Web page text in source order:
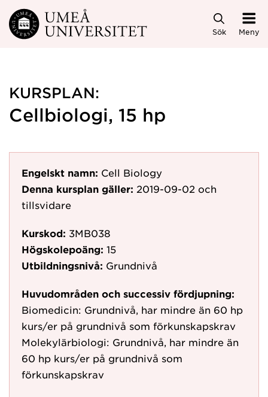
Hoppa direkt till innehållet
Sök Meny
KURSPLAN:
Cellbiologi, 15 hp
Engelskt namn: Cell Biology
Denna kursplan gäller: 2019-09-02 och
tillsvidare
Kurskod: 3MB038
Högskolepoäng: 15
Utbildningsnivå: Grundnivå
Huvudområden och successiv fördjupning:
Biomedicin: Grundnivå, har mindre än 60 hp
kurs/er på grundnivå som förkunskapskrav
Molekylärbiologi: Grundnivå, har mindre än
60 hp kurs/er på grundnivå som
förkunskapskrav